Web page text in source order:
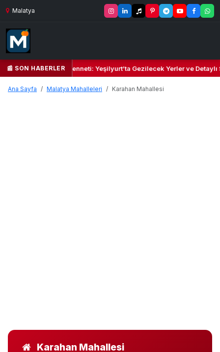
Malatya
📰 SON HABERLER
Yeşil Kalbi ve Kültür Cenneti: Yeşilyurt’ta Gezilecek Yerler ve Detaylı
Ana Sayfa Malatya Mahalleleri Karahan Mahallesi
Karahan Mahallesi